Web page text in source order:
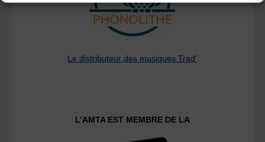
Le distributeur des musiques Trad'
L’AMTA EST MEMBRE DE LA